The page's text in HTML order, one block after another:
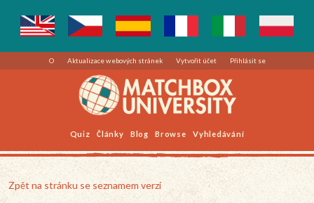
O Aktualizace webových stránek Vytvořit účet Přihlásit se
Quiz Články Blog Browse Vyhledávání
Zpět na stránku se seznamem verzí